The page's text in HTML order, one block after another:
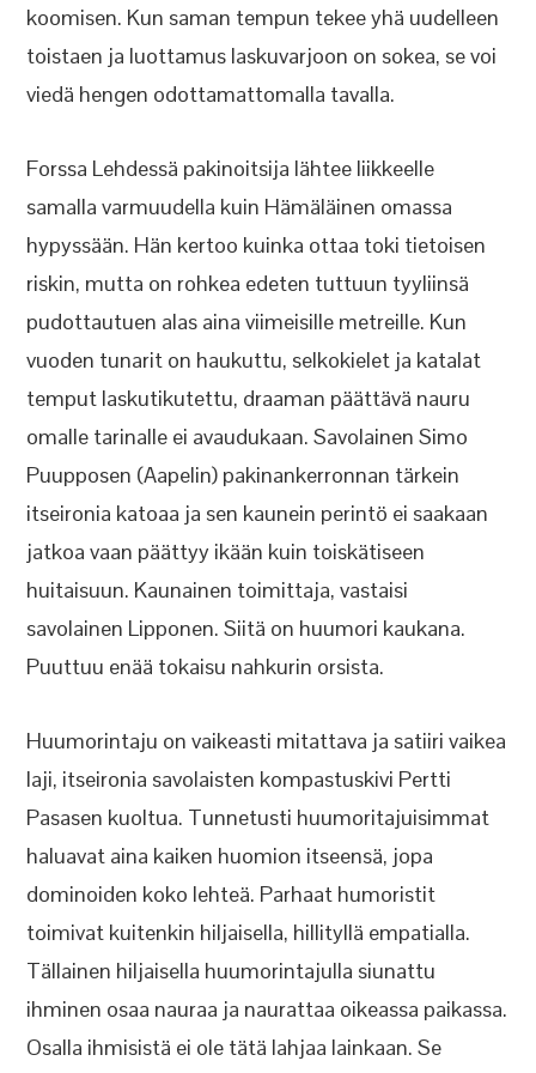
koomisen. Kun saman tempun tekee yhä uudelleen
toistaen ja luottamus laskuvarjoon on sokea, se voi
viedä hengen odottamattomalla tavalla.
Forssa Lehdessä pakinoitsija lähtee liikkeelle
samalla varmuudella kuin Hämäläinen omassa
hypyssään. Hän kertoo kuinka ottaa toki tietoisen
riskin, mutta on rohkea edeten tuttuun tyyliinsä
pudottautuen alas aina viimeisille metreille. Kun
vuoden tunarit on haukuttu, selkokielet ja katalat
temput laskutikutettu, draaman päättävä nauru
omalle tarinalle ei avaudukaan. Savolainen Simo
Puupposen (Aapelin) pakinankerronnan tärkein
itseironia katoaa ja sen kaunein perintö ei saakaan
jatkoa vaan päättyy ikään kuin toiskätiseen
huitaisuun. Kaunainen toimittaja, vastaisi
savolainen Lipponen. Siitä on huumori kaukana.
Puuttuu enää tokaisu nahkurin orsista.
Huumorintaju on vaikeasti mitattava ja satiiri vaikea
laji, itseironia savolaisten kompastuskivi Pertti
Pasasen kuoltua. Tunnetusti huumoritajuisimmat
haluavat aina kaiken huomion itseensä, jopa
dominoiden koko lehteä. Parhaat humoristit
toimivat kuitenkin hiljaisella, hillityllä empatialla.
Tällainen hiljaisella huumorintajulla siunattu
ihminen osaa nauraa ja naurattaa oikeassa paikassa.
Osalla ihmisistä ei ole tätä lahjaa lainkaan. Se